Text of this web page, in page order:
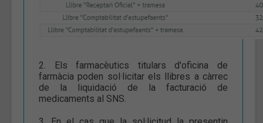
2. Els farmacèutics titulars d'oficina de
farmàcia poden sol·licitar els llibres a càrrec
de la liquidació de la facturació de
medicaments al SNS.